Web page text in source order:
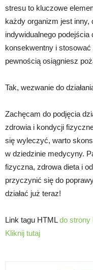
stresu to kluczowe
każdy organizm jest inny,
indywidualnego
konsekwentny i
pewnością osiągniesz
Tak, wezwanie do
Zachęcam do podjęcia
zdrowia i kondycji
się wyleczyć, warto
w dziedzinie medycyny.
fizyczna, zdrowa dieta i
przyczynić się do
działać już teraz!
Link tagu HTMLdo strony
Kliknij tutaj